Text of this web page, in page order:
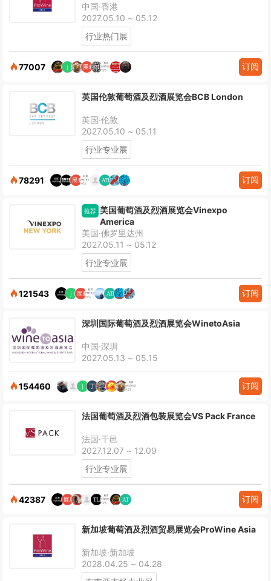
中国·香港
2027.05.10 ~ 05.12
行业热门展
77007 订阅
英国伦敦葡萄酒及烈酒展览会BCB London
英国·伦敦
2027.05.10 ~ 05.11
行业专业展
78291 订阅
推荐 美国葡萄酒及烈酒展览会Vinexpo
America
美国·佛罗里达州
2027.05.11 ~ 05.12
行业专业展
121543 订阅
深圳国际葡萄酒及烈酒展览会WinetoAsia
中国·深圳
2027.05.13 ~ 05.15
154460 订阅
法国葡萄酒及烈酒包装展览会VS Pack France
法国·干邑
2027.12.07 ~ 12.09
行业专业展
42387 订阅
新加坡葡萄酒及烈酒贸易展览会ProWine Asia
新加坡·新加坡
2028.04.25 ~ 04.28